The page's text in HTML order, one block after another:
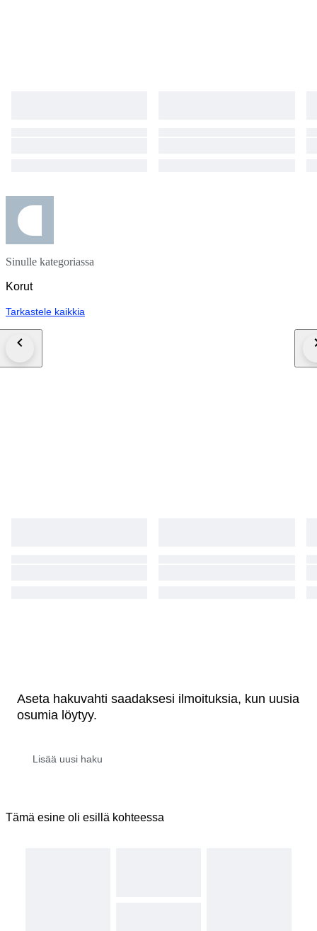
Sinulle kategoriassa
Korut
Tarkastele kaikkia
Aseta hakuvahti saadaksesi ilmoituksia, kun uusia
osumia löytyy.
Tämä esine oli esillä kohteessa